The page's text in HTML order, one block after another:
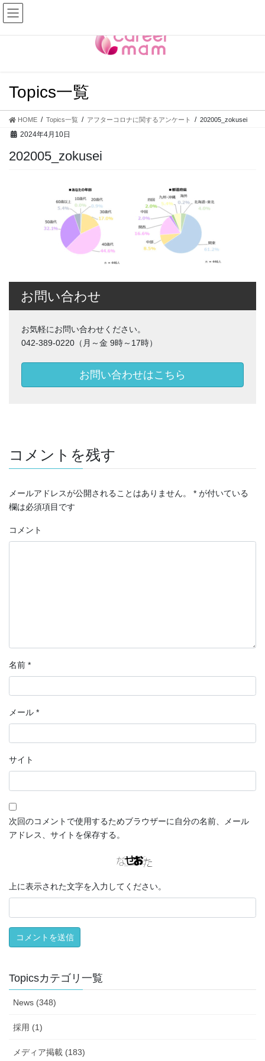
コ
ン
プ
ナ
ビ
動
Topics一覧
HOME Topics一覧 アフターコロナに関するアンケート 202005_zokusei
2024年4月10日
202005_zokusei
お問い合わせ
お気軽にお問い合わせください。
042-389-0220（月～金 9時～17時）
お問い合わせはこちら
コメントを残す
メールアドレスが公開されることはありません。 * が付いている
欄は必須項目です
コメント
名前 *
メール *
サイト
次回のコメントで使用するためブラウザーに自分の名前、メール
アドレス、サイトを保存する。
上に表示された文字を入力してください。
Topicsカテゴリ一覧
News (348)
採用 (1)
メディア掲載 (183)